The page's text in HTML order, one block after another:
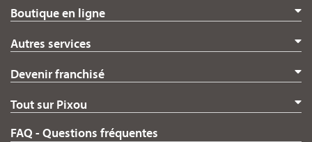
Boutique en ligne
Autres services
Devenir franchisé
Tout sur Pixou
FAQ - Questions fréquentes